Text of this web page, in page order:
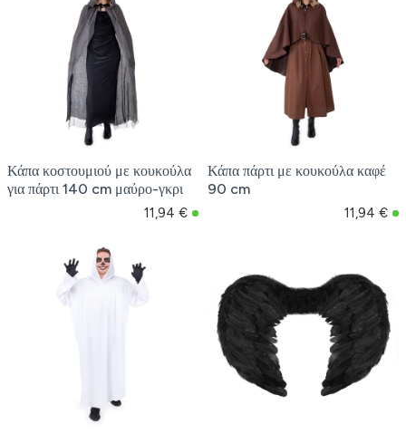
Κάπα κοστουμιού με κουκούλα
για πάρτι 140 cm μαύρο-γκρι
11,94 €
Κάπα πάρτι με κουκούλα καφέ
90 cm
11,94 €